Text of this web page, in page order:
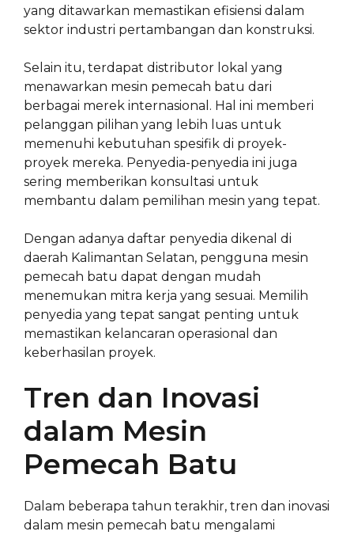
yang ditawarkan memastikan efisiensi dalam
sektor industri pertambangan dan konstruksi.
Selain itu, terdapat distributor lokal yang
menawarkan mesin pemecah batu dari
berbagai merek internasional. Hal ini memberi
pelanggan pilihan yang lebih luas untuk
memenuhi kebutuhan spesifik di proyek-
proyek mereka. Penyedia-penyedia ini juga
sering memberikan konsultasi untuk
membantu dalam pemilihan mesin yang tepat.
Dengan adanya daftar penyedia dikenal di
daerah Kalimantan Selatan, pengguna mesin
pemecah batu dapat dengan mudah
menemukan mitra kerja yang sesuai. Memilih
penyedia yang tepat sangat penting untuk
memastikan kelancaran operasional dan
keberhasilan proyek.
Tren dan Inovasi
dalam Mesin
Pemecah Batu
Dalam beberapa tahun terakhir, tren dan inovasi
dalam mesin pemecah batu mengalami